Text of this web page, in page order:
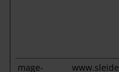
mage-
www.sleide